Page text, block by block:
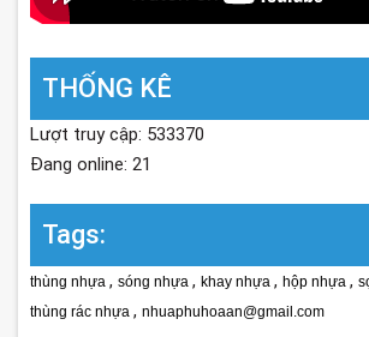
THỐNG KÊ
Lượt truy cập: 533370
Đang online: 21
Tags:
thùng nhựa , sóng nhựa , khay nhựa , hộp nhựa ,
thùng rác nhựa , nhuaphuhoaan@gmail.com